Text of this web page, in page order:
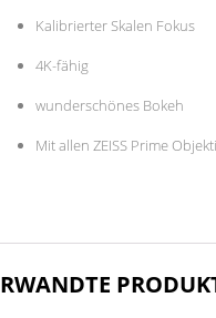
Kalibrierter Skalen Fokus
4K-fähig
wunderschönes Bokeh
Mit allen ZEISS Prime